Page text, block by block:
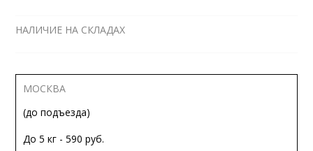
НАЛИЧИЕ НА СКЛАДАХ
МОСКВА
(до подъезда)
До 5 кг - 590 руб.